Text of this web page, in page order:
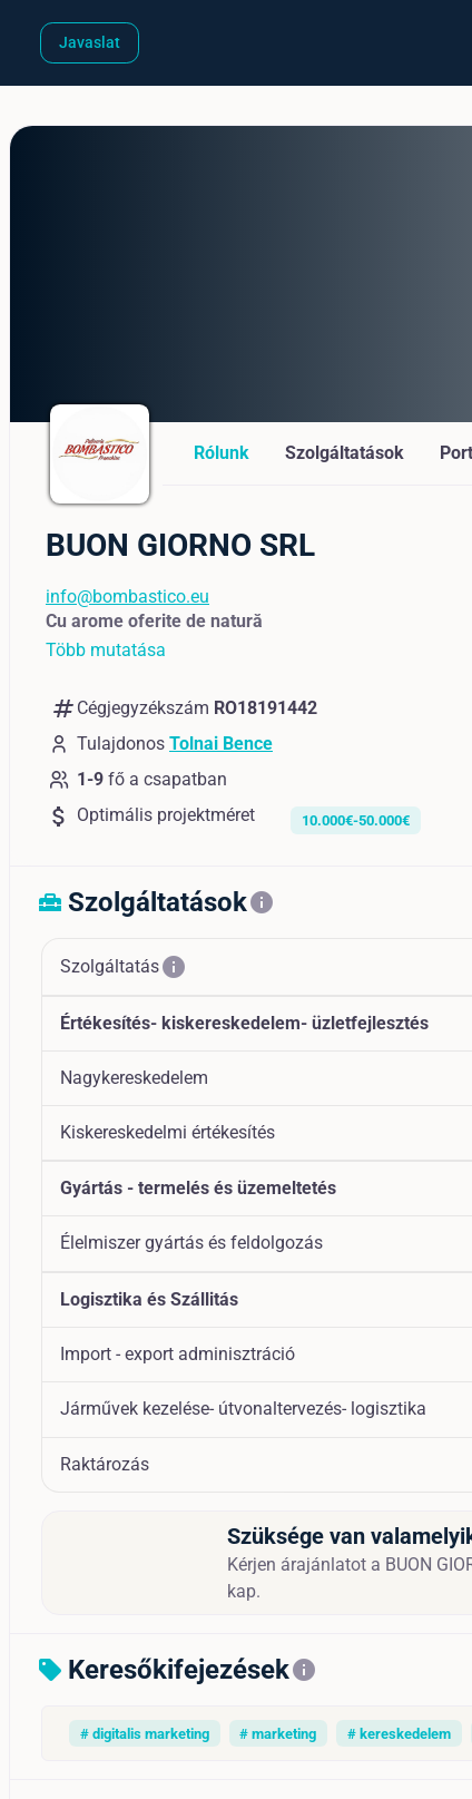
Javaslat
Rólunk Szolgáltatások
BUON GIORNO SRL
info@bombastico.eu
Cu arome oferite de natură
Több mutatása
numbers Cégjegyzékszám RO18191442
Tulajdonos Tolnai Bence
1-9 fő a csapatban
attach_money Optimális projektméret 10.000€-50.000€
home_repair_service Szolgáltatásokinfo
Szolgáltatásinfo
Értékesítés- kiskereskedelem- üzletfejlesztés
Nagykereskedelem
Kiskereskedelmi értékesítés
Gyártás - termelés és üzemeltetés
Élelmiszer gyártás és feldolgozás
Logisztika és Szállitás
Import - export adminisztráció
Járművek kezelése- útvonaltervezés- logisztika
Raktározás
Szüksége van
Kérjen árajánlatot a BUON
kap.
sell Keresőkifejezésekinfo
# digitalis marketing # marketing # kereskedelem